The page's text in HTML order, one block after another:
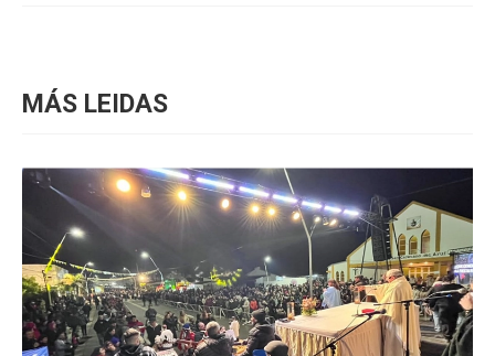
MÁS LEIDAS